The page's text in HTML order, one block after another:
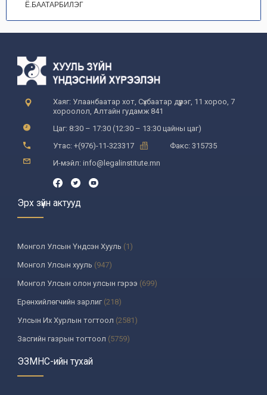
Ё.БААТАРБИЛЭГ
Хаяг: Улаанбаатар хот, Сүхбаатар дүүрэг, 11 хороо, 7
хороолол, Алтайн гудамж 841
Цаг: 8:30 – 17:30 (12:30 – 13:30 цайны цаг)
Утас: +(976)-11-323317
Факс: 315735
И-мэйл: info@legalinstitute.mn
Эрх зүйн актууд
Монгол Улсын Үндсэн Хууль (1)
Монгол Улсын хууль (947)
Монгол Улсын олон улсын гэрээ (699)
Ерөнхийлөгчийн зарлиг(218)
Улсын Их Хурлын тогтоол (2581)
Засгийн газрын тогтоол (5759)
Үндсэн хуулийн цэцийн шийдвэр
Улсын дээд шүүхийн тогтоол
ЭЗМНС-ийн тухай